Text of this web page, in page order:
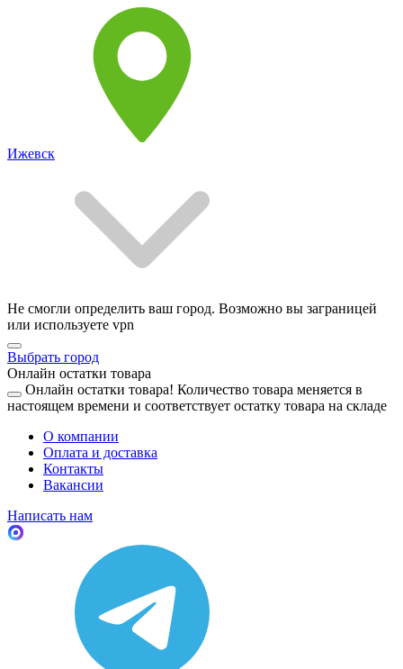
Ижевск
Не смогли определить ваш город. Возможно вы заграницей
или используете vpn
Выбрать город
Онлайн остатки товара
Онлайн остатки товара! Количество товара меняется в
настоящем времени и соответствует остатку товара на складе
О компании
Оплата и доставка
Контакты
Вакансии
Написать нам